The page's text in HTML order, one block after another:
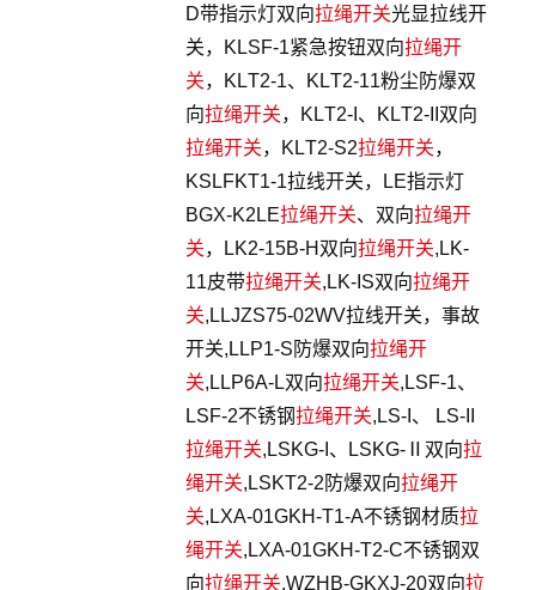
D带指示灯双向拉绳开关光显拉线开
关，KLSF-1紧急按钮双向拉绳开
关，KLT2-1、KLT2-11粉尘防爆双
向拉绳开关，KLT2-I、KLT2-II双向
拉绳开关，KLT2-S2拉绳开关，
KSLFKT1-1拉线开关，LE指示灯
BGX-K2LE拉绳开关、双向拉绳开
关，LK2-15B-H双向拉绳开关,LK-
11皮带拉绳开关,LK-IS双向拉绳开
关,LLJZS75-02WV拉线开关，事故
开关,LLP1-S防爆双向拉绳开
关,LLP6A-L双向拉绳开关,LSF-1、
LSF-2不锈钢拉绳开关,LS-I、 LS-II
拉绳开关,LSKG-I、LSKG-Ⅱ双向拉
绳开关,LSKT2-2防爆双向拉绳开
关,LXA-01GKH-T1-A不锈钢材质拉
绳开关,LXA-01GKH-T2-C不锈钢双
向拉绳开关,WZHB-GKXJ-20双向拉